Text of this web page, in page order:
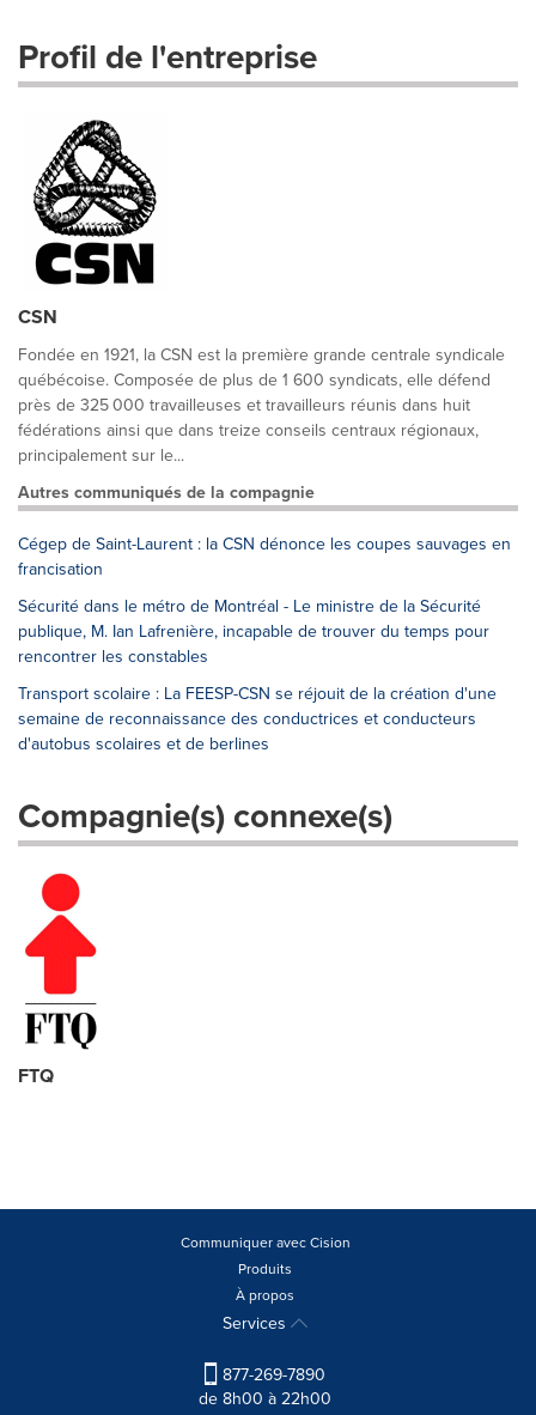
Profil de l'entreprise
CSN
Fondée en 1921, la CSN est la première grande centrale syndicale
québécoise. Composée de plus de 1 600 syndicats, elle défend
près de 325 000 travailleuses et travailleurs réunis dans huit
fédérations ainsi que dans treize conseils centraux régionaux,
principalement sur le...
Autres communiqués de la compagnie
Cégep de Saint-Laurent : la CSN dénonce les coupes sauvages en
francisation
Sécurité dans le métro de Montréal - Le ministre de la Sécurité
publique, M. Ian Lafrenière, incapable de trouver du temps pour
rencontrer les constables
Transport scolaire : La FEESP-CSN se réjouit de la création d'une
semaine de reconnaissance des conductrices et conducteurs
d'autobus scolaires et de berlines
Compagnie(s) connexe(s)
FTQ
Communiquer avec Cision
Produits
À propos
Services
877-269-7890
de 8h00 à 22h00